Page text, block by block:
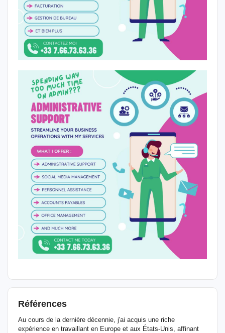
Références
Au cours de la dernière décennie, j'ai acquis une riche
expérience en travaillant en Europe et aux États-Unis, affinant